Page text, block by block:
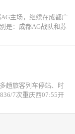
主场，继续在成都广
是：成都AG战队和苏
趟旅客列车停站、时
7次重庆西07:55开